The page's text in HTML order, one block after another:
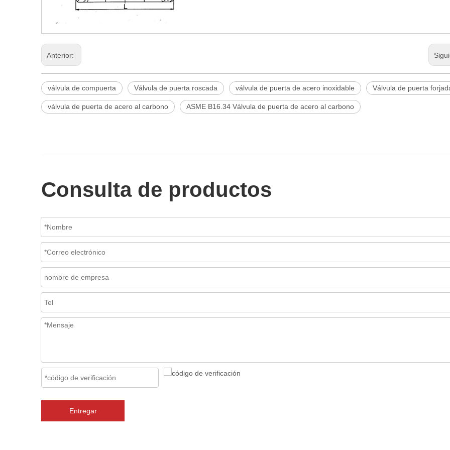
Anterior:
válvula de compuerta Válvula de puerta roscada válvula de puerta de acero inoxidable Válvula de puerta
válvula de puerta de acero al carbono ASME B16.34 Válvula de puerta de acero al carbono
Consulta de productos
Entregar